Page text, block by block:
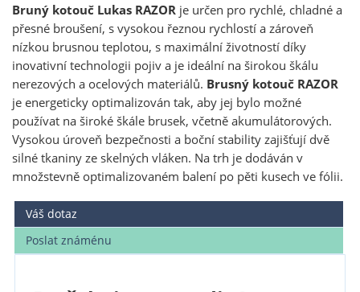
Bruný kotouč Lukas RAZOR je určen pro rychlé, chladné a
přesné broušení, s vysokou řeznou rychlostí a zároveň
nízkou brusnou teplotou, s maximální životností díky
inovativní technologii pojiv a je ideální na širokou škálu
nerezových a ocelových materiálů. Brusný kotouč RAZOR
je energeticky optimalizován tak, aby jej bylo možné
používat na široké škále brusek, včetně akumulátorových.
Vysokou úroveň bezpečnosti a boční stability zajišťují dvě
silné tkaniny ze skelných vláken. Na trh je dodáván v
množstevně optimalizovaném balení po pěti kusech ve fólii.
Váš dotaz
Poslat známénu